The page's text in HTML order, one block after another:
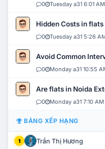
0 Tuesday a31 6:01 AM
Hidden Costs in
0 Tuesday a31 5:26
Avoid Common
0 Monday a31 10:55
Are flats in Noida
0 Monday a31 7:10 AM
BẢNG XẾP HẠNG
1 Trần Thị Hương